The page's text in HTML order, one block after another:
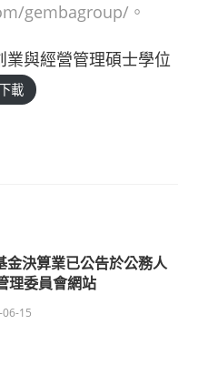
gembagroup/。
業與經營管理碩士學位
載
金決算業已公告於公務人
理委員會網站
15